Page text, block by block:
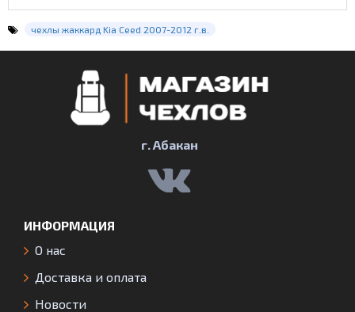
чехлы жаккард Kia Ceed 2007-2012 г.в.
г. Абакан
ИНФОРМАЦИЯ
О нас
Доставка и оплата
Новости